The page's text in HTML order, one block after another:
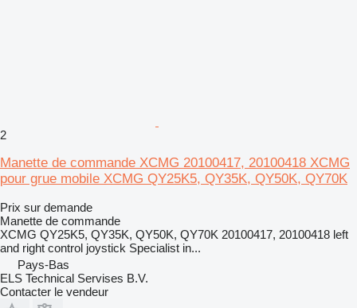
2
Manette de commande XCMG 20100417, 20100418 XCMG
pour grue mobile XCMG QY25K5, QY35K, QY50K, QY70K
Prix sur demande
Manette de commande
XCMG QY25K5, QY35K, QY50K, QY70K 20100417, 20100418 left
and right control joystick Specialist in...
Pays-Bas
ELS Technical Servises B.V.
Contacter le vendeur